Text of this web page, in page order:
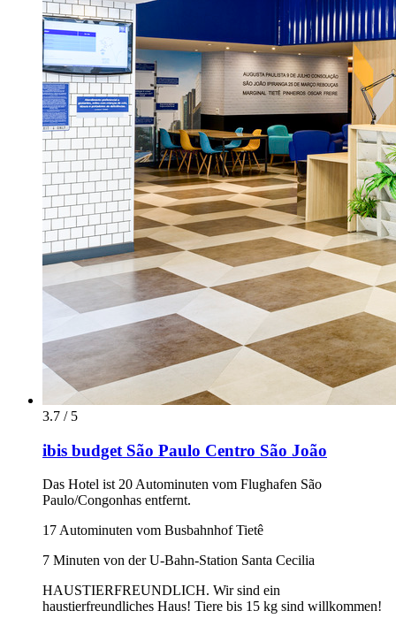
3.7 / 5
ibis budget São Paulo Centro São João
Das Hotel ist 20 Autominuten vom Flughafen São
Paulo/Congonhas entfernt.
17 Autominuten vom Busbahnhof Tietê
7 Minuten von der U-Bahn-Station Santa Cecilia
HAUSTIERFREUNDLICH. Wir sind ein
haustierfreundliches Haus! Tiere bis 15 kg sind willkommen!